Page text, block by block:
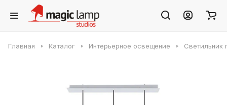
Главная Каталог Интерьерное освещение Светильник